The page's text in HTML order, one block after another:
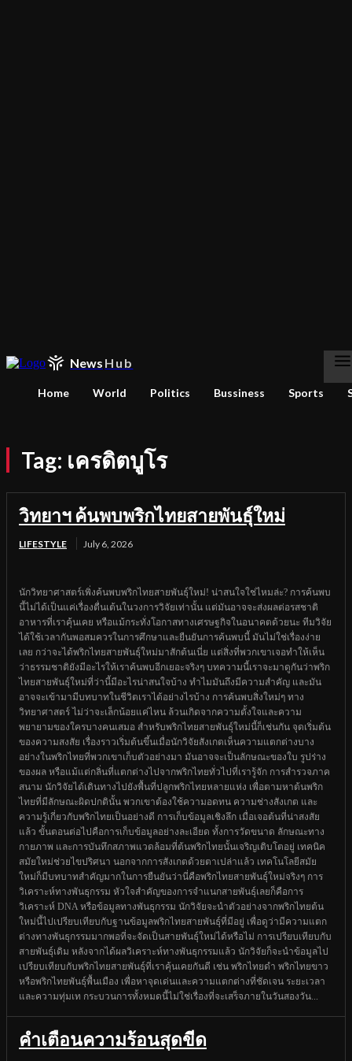
News Hub
Home World Politics Bussiness Sports
Tag: เครดิตบูโร
วิทยาฯ ค้นพบพริกไทยสายพันธุ์ใหม่
LIFESTYLE July 6, 2026
นักวิทยาศาสตร์เพิ่งค้นพบพริกไทยสายพันธุ์ใหม่! น่าสนใจใช่ไหมล่ะ? การค้นพบ
นี้ไม่ได้เป็นแค่เรื่องตื่นเต้นในวงการวิจัยเท่านั้น แต่มันอาจจะส่งผลต่อรสชาติ
อาหารที่เราคุ้นเคย หรือแม้กระทั่งโอกาสทางเศรษฐกิจในอนาคตด้วยนะ ทีมวิจัย
ได้ใช้เวลากันพอสมควรในการศึกษาและยืนยันการค้นพบนี้ มันไม่ใช่เรื่องง่าย
เลย กว่าจะได้พริกไทยสายพันธุ์ใหม่มาสักต้นเนี่ย แต่สิ่งที่พวกเขาเจอทำให้เห็น
ว่าธรรมชาติยังมีอะไรให้เราค้นพบอีกเยอะจริงๆ บทความนี้เราจะมาดูกันว่าพริก
ไทยสายพันธุ์ใหม่ที่ว่านี้มีอะไรน่าสนใจบ้าง ทำไมมันถึงมีความสำคัญ และมัน
อาจจะเข้ามามีบทบาทในชีวิตเราได้อย่างไรบ้าง การค้นพบสิ่งใหม่ๆ ทาง
วิทยาศาสตร์ ไม่ว่าจะเล็กน้อยแค่ไหน ล้วนเกิดจากความตั้งใจและความ
พยายามของใครบางคนเสมอ สำหรับพริกไทยสายพันธุ์ใหม่นี้ก็เช่นกัน จุดเริ่มต้น
ของความสงสัย เรื่องราวเริ่มต้นขึ้นเมื่อนักวิจัยสังเกตเห็นความแตกต่างบาง
อย่างในพริกไทยที่พวกเขาเก็บตัวอย่างมา มันอาจจะเป็นลักษณะของใบ รูปร่าง
ของผล หรือแม้แต่กลิ่นที่แตกต่างไปจากพริกไทยทั่วไปที่เรารู้จัก การสำรวจภาค
สนาม นักวิจัยได้เดินทางไปยังพื้นที่ปลูกพริกไทยหลายแห่ง เพื่อตามหาต้นพริก
ไทยที่มีลักษณะผิดปกตินั้น พวกเขาต้องใช้ความอดทน ความช่างสังเกต และ
ความรู้เกี่ยวกับพริกไทยเป็นอย่างดี การเก็บข้อมูลเชิงลึก เมื่อเจอต้นที่น่าสงสัย
แล้ว ขั้นตอนต่อไปคือการเก็บข้อมูลอย่างละเอียด ทั้งการวัดขนาด ลักษณะทาง
กายภาพ และการบันทึกสภาพแวดล้อมที่ต้นพริกไทยนั้นเจริญเติบโตอยู่ เทคนิค
สมัยใหม่ช่วยไขปริศนา นอกจากการสังเกตด้วยตาเปล่าแล้ว เทคโนโลยีสมัย
ใหม่ก็มีบทบาทสำคัญมากในการยืนยันว่านี่คือพริกไทยสายพันธุ์ใหม่จริงๆ การ
วิเคราะห์ทางพันธุกรรม หัวใจสำคัญของการจำแนกสายพันธุ์เลยก็คือการ
วิเคราะห์ DNA หรือข้อมูลทางพันธุกรรม นักวิจัยจะนำตัวอย่างจากพริกไทยต้น
ใหม่นี้ไปเปรียบเทียบกับฐานข้อมูลพริกไทยสายพันธุ์ที่มีอยู่ เพื่อดูว่ามีความแตก
ต่างทางพันธุกรรมมากพอที่จะจัดเป็นสายพันธุ์ใหม่ได้หรือไม่ การเปรียบเทียบกับ
สายพันธุ์เดิม หลังจากได้ผลวิเคราะห์ทางพันธุกรรมแล้ว นักวิจัยก็จะนำข้อมูลไป
เปรียบเทียบกับพริกไทยสายพันธุ์ที่เราคุ้นเคยกันดี เช่น พริกไทยดำ พริกไทยขาว
หรือพริกไทยพันธุ์พื้นเมือง เพื่อหาจุดเด่นและความแตกต่างที่ชัดเจน ระยะเวลา
และความทุ่มเท กระบวนการทั้งหมดนี้ไม่ใช่เรื่องที่จะเสร็จภายในวันสองวัน...
คำเตือนความร้อนสุดขีด